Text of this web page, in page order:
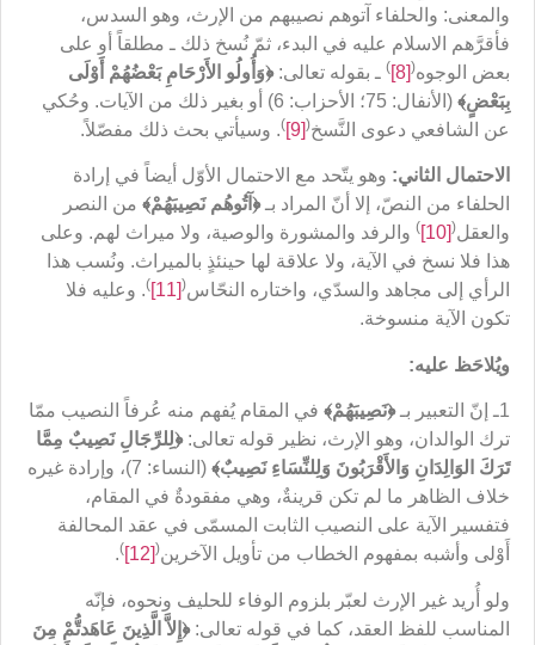
والمعنى: والحلفاء آتوهم نصيبهم من الإرث، وهو السدس،
فأقرَّهم الاسلام عليه في البدء، ثمّ نُسخ ذلك ـ مطلقاً أو على
بعض الوجوه(
[8]
) ـ بقوله تعالى:﴿وَأُولُو الأَرْحَامِ بَعْضُهُمْ أَوْلَى
بِبَعْضٍ﴾
(الأنفال: 75؛ الأحزاب: 6) أو بغير ذلك من الآيات. وحُكي
عن الشافعي دعوى النَّسخ(
[9]
). وسيأتي بحث ذلك مفصّلاً.
الاحتمال الثاني: وهو يتّحد مع الاحتمال الأوّل أيضاً في إرادة
الحلفاء من النصّ، إلا أنّ المراد بـ﴿آتُوهُم نَصِيبَهُمْ﴾ من النصر
والعقل(
) والرفد والمشورة والوصية، ولا ميراث لهم. وعلى
هذا فلا نسخ في الآية، ولا علاقة لها حينئذٍ بالميراث. ونُسب هذا
الرأي إلى مجاهد والسدّي، واختاره النحّاس(
). وعليه فلا
تكون الآية منسوخة.
ويُلاحَظ عليه:
1ـ إنّ التعبير بـ ﴿نَصِيبَهُمْ﴾ في المقام يُفهم منه عُرفاً النصيب ممّا
ترك الوالدان، وهو الإرث، نظير قوله تعالى:﴿لِلرِّجَالِ نَصِيبٌ مِمَّا
تَرَكَ الوَالِدَانِ وَالأَقْرَبُونَ وَلِلنِّسَاءِ نَصِيبٌ﴾
(النساء: 7)، وإرادة غيره
خلاف الظاهر ما لم تكن قرينةٌ، وهي مفقودةٌ في المقام،
فتفسير الآية على النصيب الثابت المسمّى في عقد المحالفة
أَوْلى وأشبه بمفهوم الخطاب من تأويل الآخرين(
[12]
)
.
ولو أُريد غير الإرث لعبّر بلزوم الوفاء للحليف ونحوه، فإنّه
المناسب للفظ العقد، كما في قوله تعالى:﴿ إِلاَّ الَّذِينَ عَاهَدتُّمْ مِنَ